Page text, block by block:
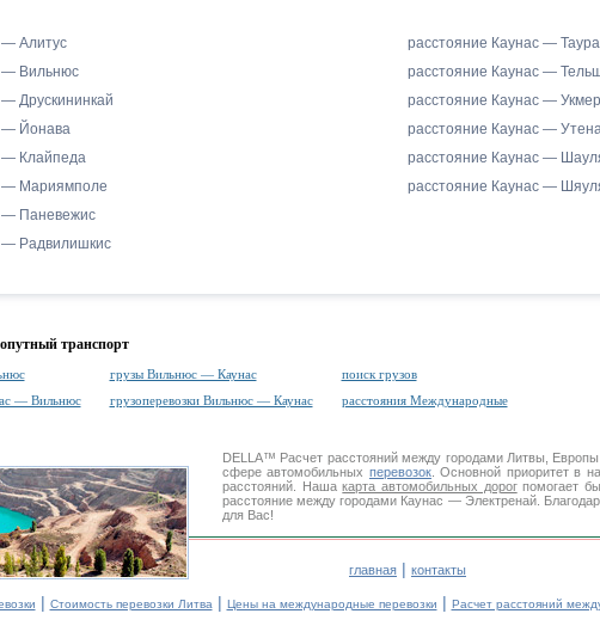
— Алитус
— Вильнюс
Друскининкай
— Йонава
— Клайпеда
— Мариямполе
— Паневежис
— Радвилишкис
расстояние Каунас —
расстояние Каунас —
расстояние Каунас —
расстояние Каунас —
расстояние Каунас —
расстояние Каунас —
транспорт
грузы Вильнюс — Каунас
поиск грузов
— Вильнюс
грузоперевозки Вильнюс — Каунас расстояния Международные
DELLA™ Расчет расстояниймежду городами Литвы,
сфере автомобильных перевозок. Основной приоритет в
расстояний. Нашакарта автомобильных дорогпомогает
расстояние между городами Каунас — Электренай.
для Вас!
главная | контакты
| Стоимость перевозки Литва | Цены на международные перевозки | Расчет расстояний